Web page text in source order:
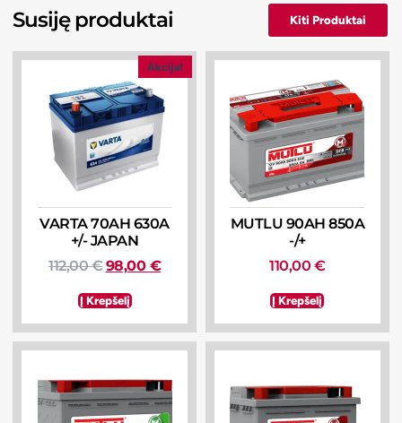
Susiję produktai Kiti Produktai
Akcija!
VARTA 70AH 630A
+/- JAPAN
112,00€98,00 €
Į Krepšelį
MUTLU 90AH 850A
-/+
110,00 €
Į Krepšelį